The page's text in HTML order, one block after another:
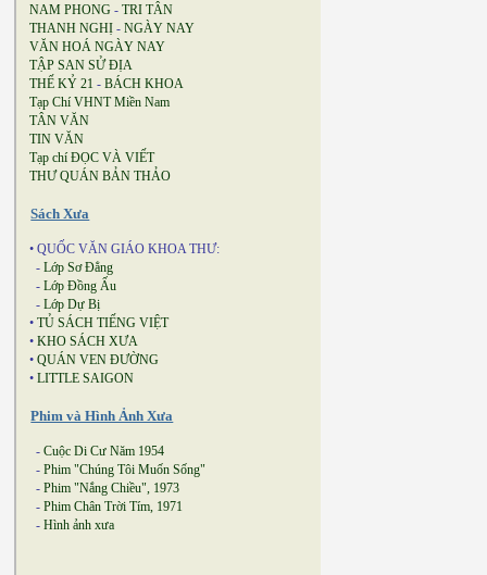
NAM PHONG - TRI TÂN
THANH NGHỊ - NGÀY NAY
VĂN HOÁ NGÀY NAY
TẬP SAN SỬ ĐỊA
THẾ KỶ 21 - BÁCH KHOA
Tạp Chí VHNT Miền Nam
TÂN VĂN
TIN VĂN
Tạp chí ĐỌC VÀ VIẾT
THƯ QUÁN BẢN THẢO
Sách Xưa
• QUỐC VĂN GIÁO KHOA THƯ:
- Lớp Sơ Đẳng
- Lớp Đồng Ấu
- Lớp Dự Bị
• TỦ SÁCH TIẾNG VIỆT
• KHO SÁCH XƯA
• QUÁN VEN ĐƯỜNG
• LITTLE SAIGON
Phim và Hình Ảnh Xưa
- Cuộc Di Cư Năm 1954
- Phim "Chúng Tôi Muốn Sống"
- Phim "Nắng Chiều", 1973
- Phim Chân Trời Tím, 1971
- Hình ảnh xưa